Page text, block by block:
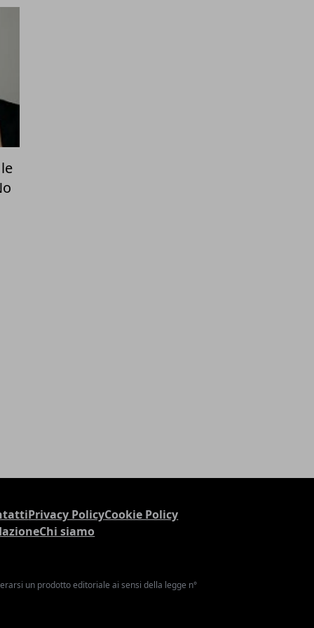
Privacy PolicyCookie Policy
Chi siamo
un prodotto editoriale ai sensi della legge n°